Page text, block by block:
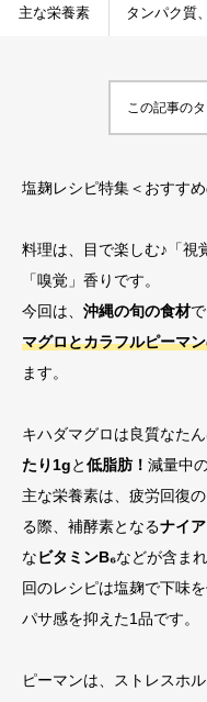
主な栄養素 タンパク質
この記事の
塩麹レシピ特集＜おすす
料理は、目で楽しむ♪「視
「嗅覚」香りです。
今回は、 沖縄の旬の食材で
マグロとカラフルピーマ
ます。
キハダマグロは良質なた
たり1gと低脂肪！ 減量中
主な栄養素は、疲労回復の
る際、補酵素となるナイ
なビタミンB₆などが含ま
回のレシピは塩麹で下味
パサ感を抑えた1品です。
ピーマンは、ストレスホ